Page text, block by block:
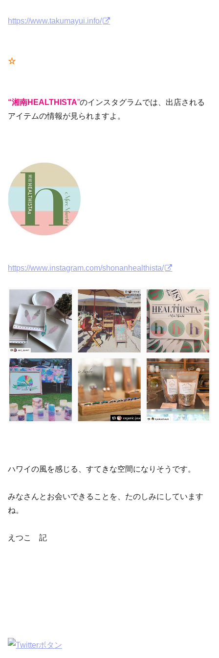
https://www.takumayui.info/
☆
“湘南HEALTHISTA”のインスタグラムでは、出店される
アイテムの情報が見られますよ。
https://www.instagram.com/shonanhealthista/
ハワイの風を感じる、すてきな空間になりそうです。
みなさんとお会いできることを、たのしみにしています
ね。
えつこ 記